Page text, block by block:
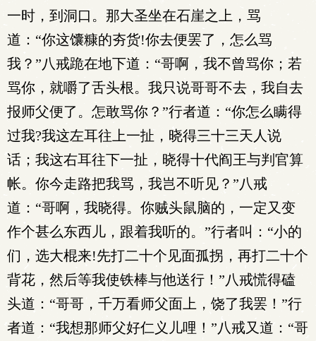
一时，到洞口。那大圣坐在石崖之上，骂
道：“你这馕糠的夯货!你去便罢了，怎么骂
我？”八戒跪在地下道：“哥啊，我不曾骂你；若
骂你，就嚼了舌头根。我只说哥哥不去，我自去
报师父便了。怎敢骂你？”行者道：“你怎么瞒得
过我?我这左耳往上一扯，晓得三十三天人说
话；我这右耳往下一扯，晓得十代阎王与判官算
帐。你今走路把我骂，我岂不听见？”八戒
道：“哥啊，我晓得。你贼头鼠脑的，一定又变
作个甚么东西儿，跟着我听的。”行者叫：“小的
们，选大棍来!先打二十个见面孤拐，再打二十个
背花，然后等我使铁棒与他送行！”八戒慌得磕
头道：“哥哥，千万看师父面上，饶了我罢！”行
者道：“我想那师父好仁义儿哩！”八戒又道：“哥